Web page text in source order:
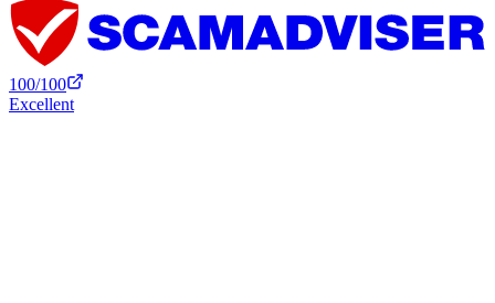
100/100
Excellent